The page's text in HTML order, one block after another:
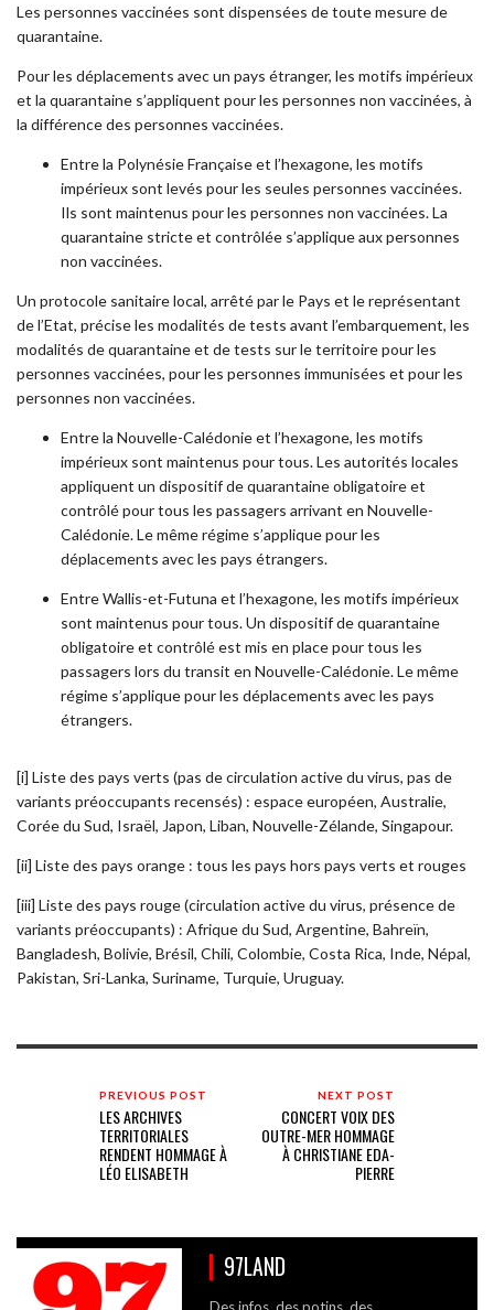
Les personnes vaccinées sont dispensées de toute mesure de
quarantaine.
Pour les déplacements avec un pays étranger, les motifs impérieux
et la quarantaine s’appliquent pour les personnes non vaccinées, à
la différence des personnes vaccinées.
Entre la Polynésie Française et l’hexagone, les motifs
impérieux sont levés pour les seules personnes vaccinées.
Ils sont maintenus pour les personnes non vaccinées. La
quarantaine stricte et contrôlée s’applique aux personnes
non vaccinées.
Un protocole sanitaire local, arrêté par le Pays et le représentant
de l’Etat, précise les modalités de tests avant l’embarquement, les
modalités de quarantaine et de tests sur le territoire pour les
personnes vaccinées, pour les personnes immunisées et pour les
personnes non vaccinées.
Entre la Nouvelle-Calédonie et l’hexagone, les motifs
impérieux sont maintenus pour tous. Les autorités locales
appliquent un dispositif de quarantaine obligatoire et
contrôlé pour tous les passagers arrivant en Nouvelle-
Calédonie. Le même régime s’applique pour les
déplacements avec les pays étrangers.
Entre Wallis-et-Futuna et l’hexagone, les motifs impérieux
sont maintenus pour tous. Un dispositif de quarantaine
obligatoire et contrôlé est mis en place pour tous les
passagers lors du transit en Nouvelle-Calédonie. Le même
régime s’applique pour les déplacements avec les pays
étrangers.
[i] Liste des pays verts (pas de circulation active du virus, pas de
variants préoccupants recensés) : espace européen, Australie,
Corée du Sud, Israël, Japon, Liban, Nouvelle-Zélande, Singapour.
[ii] Liste des pays orange : tous les pays hors pays verts et rouges
[iii] Liste des pays rouge (circulation active du virus, présence de
variants préoccupants) : Afrique du Sud, Argentine, Bahreïn,
Bangladesh, Bolivie, Brésil, Chili, Colombie, Costa Rica, Inde, Népal,
Pakistan, Sri-Lanka, Suriname, Turquie, Uruguay.
PREVIOUS POST
LES ARCHIVES
TERRITORIALES
RENDENT HOMMAGE À
LÉO ELISABETH
NEXT POST
CONCERT VOIX DES
OUTRE-MER HOMMAGE
À CHRISTIANE EDA-
PIERRE
97LAND